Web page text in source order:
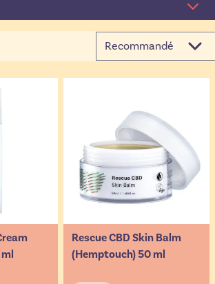
Rescue CBD Skin Balm
(Hemptouch) 50 ml